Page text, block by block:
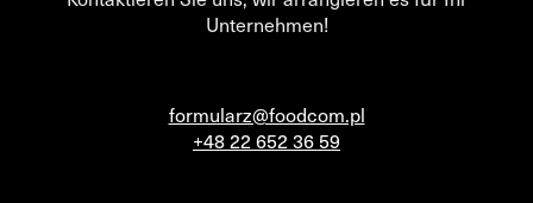
Unternehmen!
formularz@foodcom.pl
+48 22 652 36 59